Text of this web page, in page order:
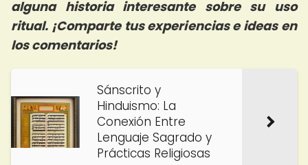
alguna historia interesante sobre su uso
ritual. ¡Comparte tus experiencias e ideas en
los comentarios!
Sánscrito y
Hinduismo: La
Conexión Entre
Lenguaje Sagrado y
Prácticas Religiosas